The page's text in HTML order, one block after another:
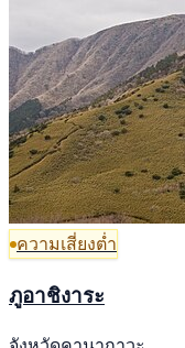
ความเสี่ยงต่ำ
ภูอาชิงาระ